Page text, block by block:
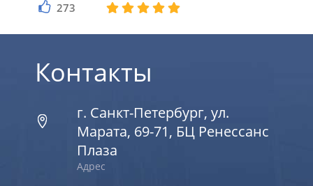
273
Контакты
г. Санкт-Петербург, ул.
Марата, 69-71, БЦ Ренессанс
Плаза
Адрес